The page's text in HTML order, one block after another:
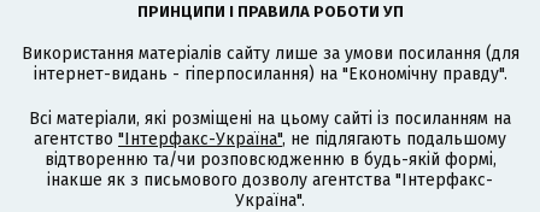
ПРИНЦИПИ І ПРАВИЛА РОБОТИ УП
Використання матеріалів сайту лише за умови посилання (для
інтернет-видань - гіперпосилання) на "Економічну правду".
Всі матеріали, які розміщені на цьому сайті із посиланням на
агентство "Інтерфакс-Україна", не підлягають подальшому
відтворенню та/чи розповсюдженню в будь-якій формі,
інакше як з письмового дозволу агентства "Інтерфакс-
Україна".